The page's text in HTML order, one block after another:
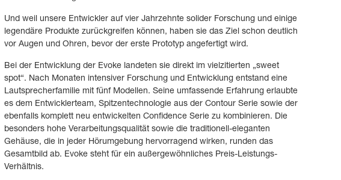
Und weil unsere Entwickler auf vier Jahrzehnte solider Forschung und einige
legendäre Produkte zurückgreifen können, haben sie das Ziel schon deutlich
vor Augen und Ohren, bevor der erste Prototyp angefertigt wird.
Bei der Entwicklung der Evoke landeten sie direkt im vielzitierten „sweet
spot“. Nach Monaten intensiver Forschung und Entwicklung entstand eine
Lautsprecherfamilie mit fünf Modellen. Seine umfassende Erfahrung erlaubte
es dem Entwicklerteam, Spitzentechnologie aus der Contour Serie sowie der
ebenfalls komplett neu entwickelten Confidence Serie zu kombinieren. Die
besonders hohe Verarbeitungsqualität sowie die traditionell-eleganten
Gehäuse, die in jeder Hörumgebung hervorragend wirken, runden das
Gesamtbild ab. Evoke steht für ein außergewöhnliches Preis-Leistungs-
Verhältnis.